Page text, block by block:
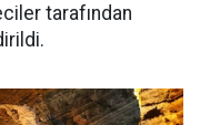
tarafından